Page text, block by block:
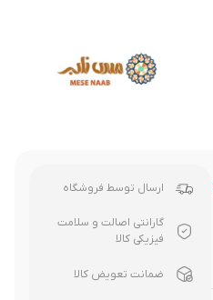
ارسال توسط فروشگاه
گارانتی اصالت و سلامت
فیزیکی کالا
ضمانت تعویض کالا